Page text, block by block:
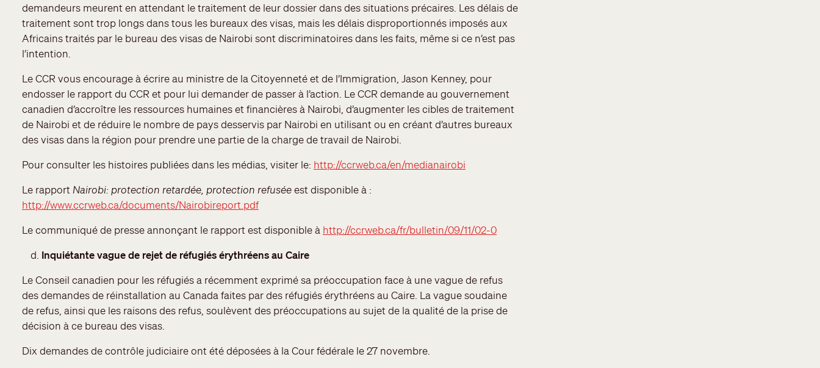
demandeurs meurent en attendant le traitement de leur dossier dans des situations précaires. Les délais de
traitement sont trop longs dans tous les bureaux des visas, mais les délais disproportionnés imposés aux
Africains traités par le bureau des visas de Nairobi sont discriminatoires dans les faits, même si ce n’est pas
l’intention.
Le CCR vous encourage à écrire au ministre de la Citoyenneté et de l’Immigration, Jason Kenney, pour
endosser le rapport du CCR et pour lui demander de passer à l’action. Le CCR demande au gouvernement
canadien d’accroître les ressources humaines et financières à Nairobi, d’augmenter les cibles de traitement
de Nairobi et de réduire le nombre de pays desservis par Nairobi en utilisant ou en créant d’autres bureaux
des visas dans la région pour prendre une partie de la charge de travail de Nairobi.
Pour consulter les histoires publiées dans les médias, visiter le: http://ccrweb.ca/en/medianairobi
Le rapport Nairobi: protection retardée, protection refuséeest disponible à :
http://www.ccrweb.ca/documents/Nairobireport.pdf
Le communiqué de presse annonçant le rapport est disponible à http://ccrweb.ca/fr/bulletin/09/11/02-0
Inquiétante vague de rejet de réfugiés érythréens au Caire
Le Conseil canadien pour les réfugiés a récemment exprimé sa préoccupation face à une vague de refus
des demandes de réinstallation au Canada faites par des réfugiés érythréens au Caire. La vague soudaine
de refus, ainsi que les raisons des refus, soulèvent des préoccupations au sujet de la qualité de la prise de
décision à ce bureau des visas.
Dix demandes de contrôle judiciaire ont été déposées à la Cour fédérale le 27 novembre.